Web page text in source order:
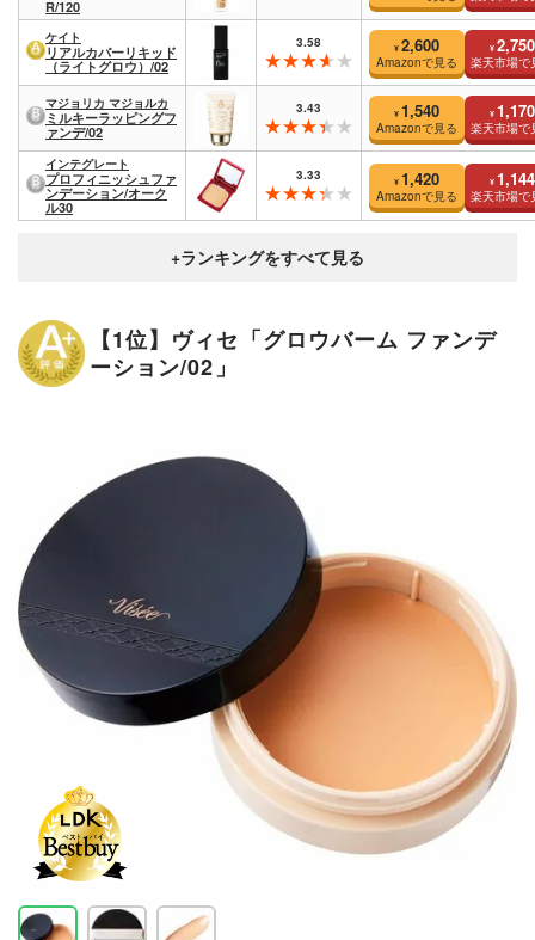
R/120
ケイト
リアルカバーリキッド
（ライトグロウ）/02
3.58 ¥ 2,600
Amazonで見る
¥ 2,750
楽天市場で
マジョリカ マジョルカ
ミルキーラッピングフ
ァンデ/02
3.43 ¥ 1,540
Amazonで見る
¥ 1,170
楽天市場で
インテグレート
プロフィニッシュファ
ンデーション/オーク
ル30
3.33 ¥ 1,420
Amazonで見る
¥ 1,144
楽天市場で
【1位】ヴィセ「グロウバーム ファンデ
ーション/02」